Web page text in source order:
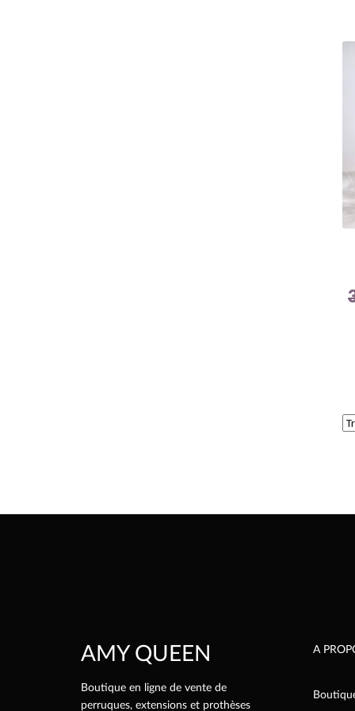
AMY QUEEN
Boutique en ligne de vente de
perruques, extensions et prothèses
A